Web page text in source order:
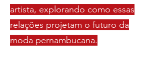
artista, explorando como essas
relações projetam o futuro da
moda pernambucana.